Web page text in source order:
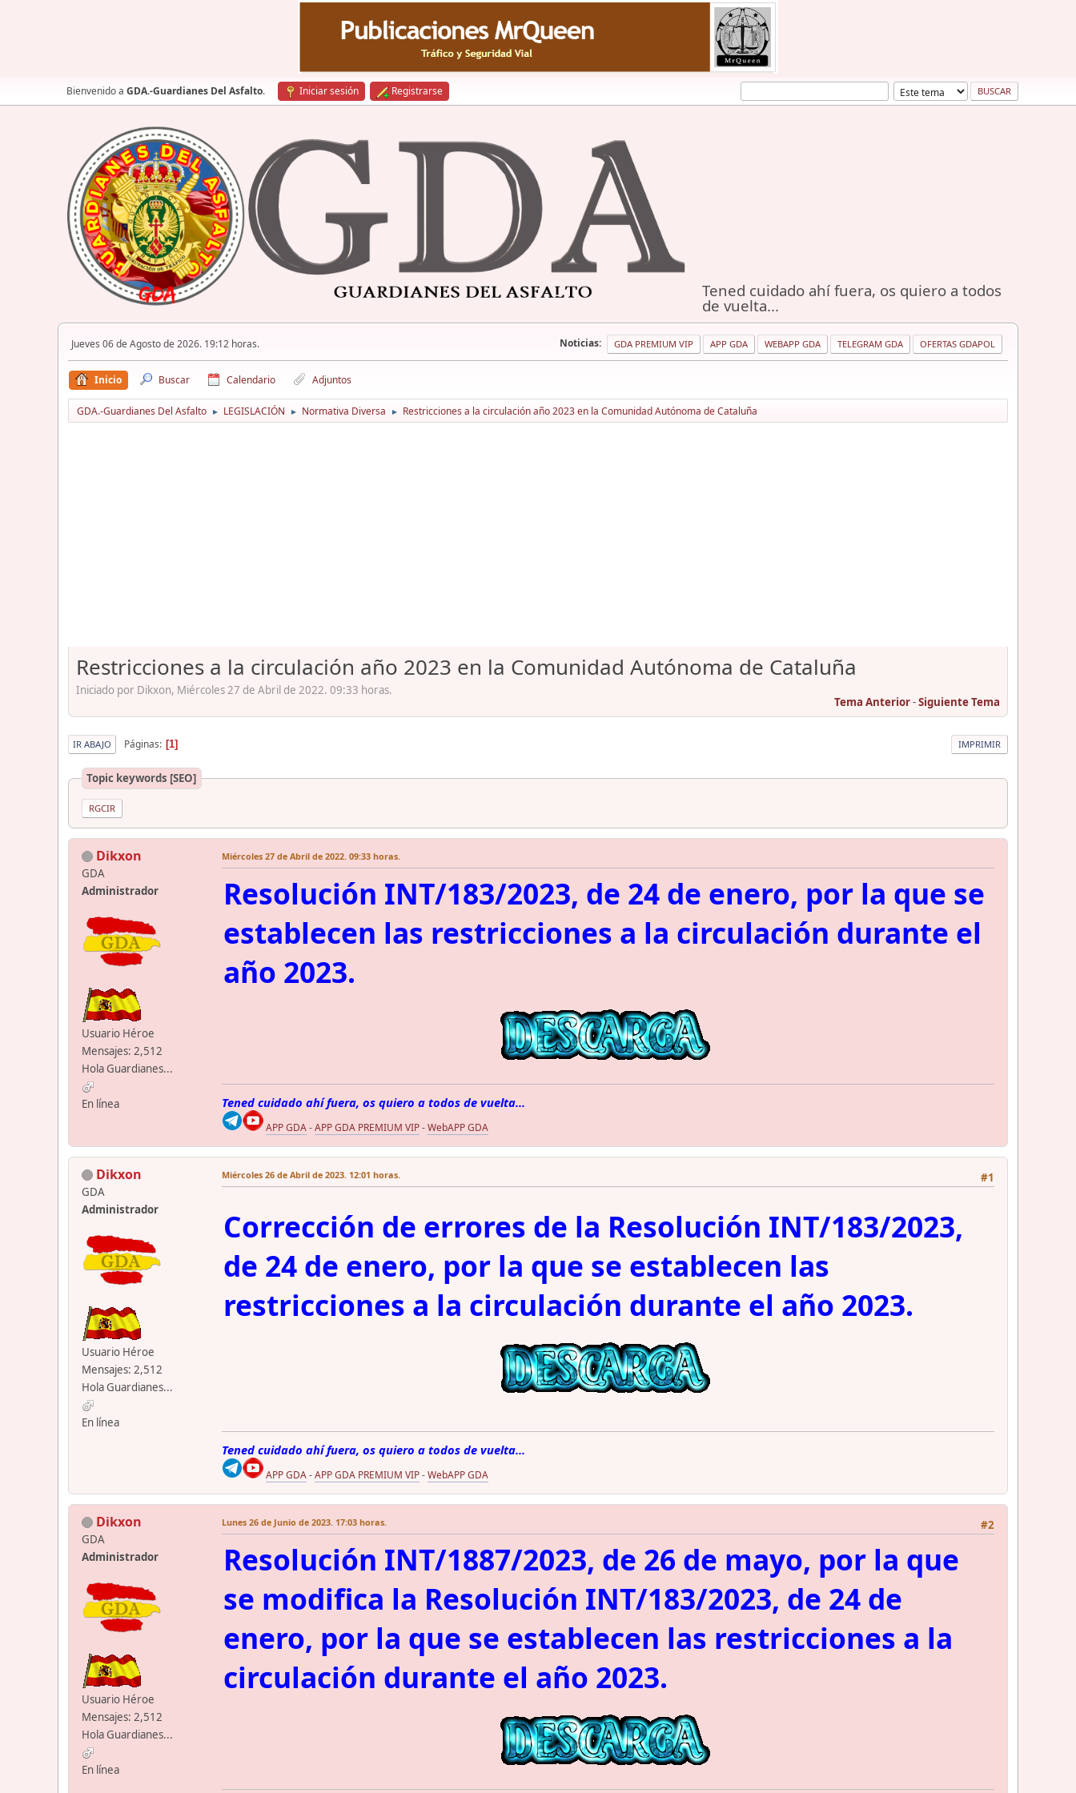
Bienvenido a GDA.-Guardianes Del Asfalto. Iniciar sesión Registrarse
Tened cuidado ahí fuera, os quiero a todos
de vuelta...
Jueves 06 de Agosto de 2026. 19:12 horas. Noticias: GDA PREMIUM VIP APP GDA WEBAPP GDA TELEGRAM GDA OFERTAS GDAPOL
Inicio Buscar Calendario Adjuntos
GDA.-Guardianes Del Asfalto ► LEGISLACIÓN ► Normativa Diversa ► Restricciones a la circulación año 2023 en la Comunidad Autónoma de Cataluña
Restricciones a la circulación año 2023 en la Comunidad Autónoma de Cataluña
Iniciado por Dikxon, Miércoles 27 de Abril de 2022. 09:33 horas.
Tema Anterior-Siguiente Tema
IMPRIMIR
IR ABAJO Páginas 1
Topic keywords [SEO]
RGCIR
Dikxon
GDA
Administrador
Usuario Héroe
Mensajes: 2,512
Hola Guardianes...
En línea
Miércoles 27 de Abril de 2022. 09:33 horas.
Resolución INT/183/2023, de 24 de enero, por la que se
establecen las restricciones a la circulación durante el
año 2023.
Tened cuidado ahí fuera, os quiero a todos de vuelta...
APP GDA-APP GDA PREMIUM VIP-WebAPP GDA
Dikxon
GDA
Administrador
Usuario Héroe
Mensajes: 2,512
Hola Guardianes...
En línea
#1
Miércoles 26 de Abril de 2023. 12:01 horas.
Corrección de errores de la Resolución INT/183/2023,
de 24 de enero, por la que se establecen las
restricciones a la circulación durante el año 2023.
Tened cuidado ahí fuera, os quiero a todos de vuelta...
APP GDA-APP GDA PREMIUM VIP-WebAPP GDA
Dikxon
GDA
Administrador
Usuario Héroe
Mensajes: 2,512
Hola Guardianes...
En línea
#2
Lunes 26 de Junio de 2023. 17:03 horas.
Resolución INT/1887/2023, de 26 de mayo, por la que
se modifica la Resolución INT/183/2023, de 24 de
enero, por la que se establecen las restricciones a la
circulación durante el año 2023.